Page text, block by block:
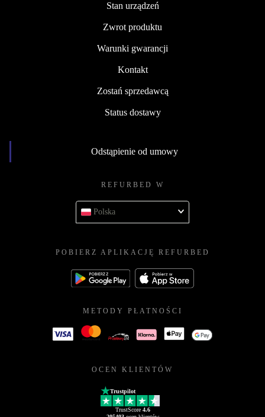
Stan urządzeń
Zwrot produktu
Warunki gwarancji
Kontakt
Zostań sprzedawcą
Status dostawy
Odstąpienie od umowy
REFURBED W
Polska
POBIERZ APLIKACJĘ REFURBED
METODY PŁATNOŚCI
OCEN KLIENTÓW
Trustpilot
TrustScore 4.6